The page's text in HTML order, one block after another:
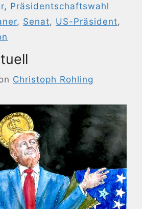
, Präsidentschaftswahl
, Senat, US-Präsident,
Christoph Rohling